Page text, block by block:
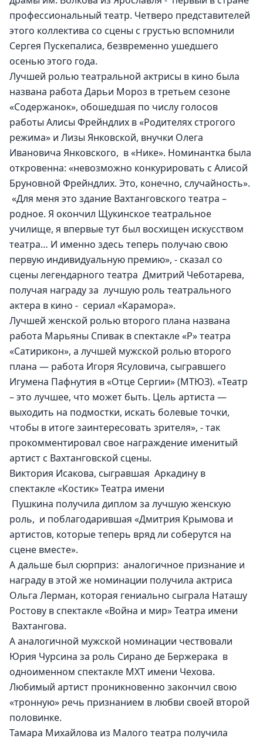
профессиональный театр. Четверо представителей
этого коллектива со сцены с грустью вспомнили
Сергея Пускепалиса, безвременно ушедшего
осенью этого года.
Лучшей ролью театральной актрисы в кино была
названа работа Дарьи Мороз в третьем сезоне
«Содержанок», обошедшая по числу голосов
работы Алисы Фрейндлих в «Родителях строгого
режима» и Лизы Янковской, внучки Олега
Ивановича Янковского,  в «Нике». Номинантка была
откровенна: «невозможно конкурировать с Алисой
Бруновной Фрейндлих. Это, конечно, случайность».
«Для меня это здание Вахтанговского театра –
родное. Я окончил Щукинское театральное
училище, я впервые тут был восхищен искусством
театра… И именно здесь теперь получаю свою
первую индивидуальную премию», - сказал со
сцены легендарного театра  Дмитрий Чеботарева,
получая награду за  лучшую роль театрального
актера в кино -  сериал «Карамора».
Лучшей женской ролью второго плана названа
работа Марьяны Спивак в спектакле «Р» театра
«Сатирикон», а лучшей мужской ролью второго
плана — работа Игоря Ясуловича, сыгравшего
Игумена Пафнутия в «Отце Сергии» (МТЮЗ). «Театр
– это лучшее, что может быть. Цель артиста —
выходить на подмостки, искать болевые точки,
чтобы в итоге заинтересовать зрителя», - так
прокомментировал свое награждение именитый
артист с Вахтанговской сцены.
Виктория Исакова, сыгравшая  Аркадину в
спектакле «Костик» Театра имени
Пушкина получила диплом за лучшую женскую
роль,  и поблагодарившая «Дмитрия Крымова и
артистов, которые теперь вряд ли соберутся на
сцене вместе».
А дальше был сюрприз:  аналогичное признание и
награду в этой же номинации получила актриса
Ольга Лерман, которая гениально сыграла Наташу
Ростову в спектакле «Война и мир» Театра имени
Вахтангова.
А аналогичной мужской номинации чествовали
Юрия Чурсина за роль Сирано де Бержерака  в
одноименном спектакле МХТ имени Чехова.
Любимый артист проникновенно закончил свою
«тронную» речь признанием в любви своей второй
половинке.
Тамара Михайлова из Малого театра получила